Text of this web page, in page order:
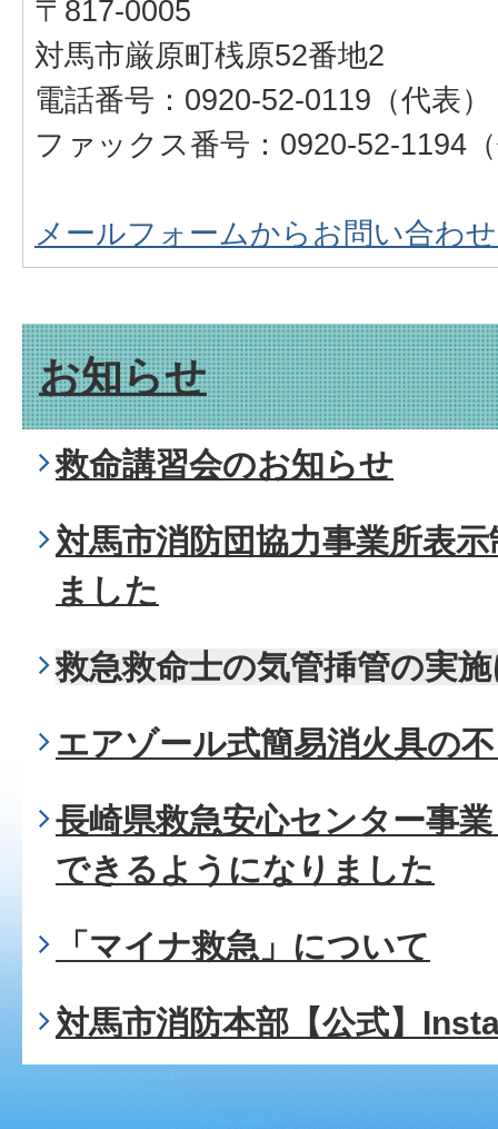
〒817-0005
対馬市厳原町桟原52番地2
電話番号：0920-52-0119（代表）
ファックス番号：0920-52-1194
メールフォームからお問い合わ
お知らせ
救命講習会のお知らせ
対馬市消防団協力事業所表
ました
救急救命士の気管挿管の実
エアゾール式簡易消火具の
長崎県救急安心センター事
できるようになりました
「マイナ救急」について
対馬市消防本部【公式】